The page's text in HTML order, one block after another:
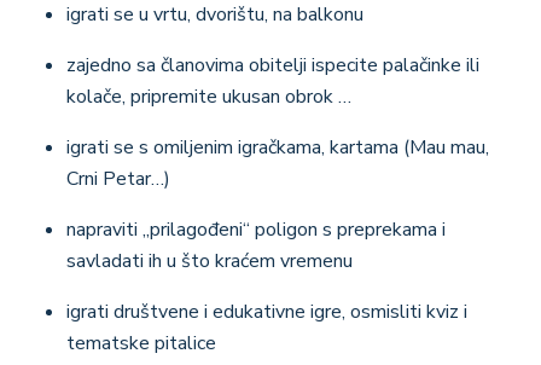
igrati se u vrtu, dvorištu, na balkonu
zajedno sa članovima obitelji ispecite palačinke ili
kolače, pripremite ukusan obrok …
igrati se s omiljenim igračkama, kartama (Mau mau,
Crni Petar…)
napraviti „prilagođeni“ poligon s preprekama i
savladati ih u što kraćem vremenu
igrati društvene i edukativne igre, osmisliti kviz i
tematske pitalice